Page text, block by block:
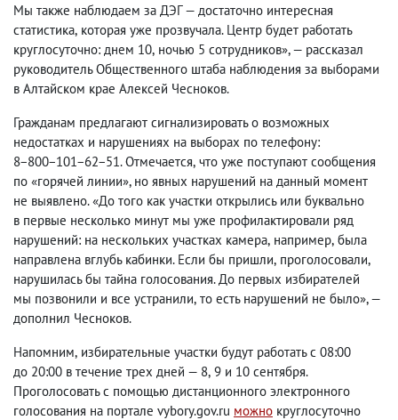
Мы также наблюдаем за ДЭГ — достаточно интересная
статистика, которая уже прозвучала. Центр будет работать
круглосуточно: днем 10, ночью 5 сотрудников», — рассказал
руководитель Общественного штаба наблюдения за выборами
в Алтайском крае Алексей Чесноков.
Гражданам предлагают сигнализировать о возможных
недостатках и нарушениях на выборах по телефону:
8−800−101−62−51. Отмечается, что уже поступают сообщения
по «горячей линии», но явных нарушений на данный момент
не выявлено.«До того как участки открылись или буквально
в первые несколько минут мы уже профилактировали ряд
нарушений: на нескольких участках камера, например, была
направлена вглубь кабинки. Если бы пришли, проголосовали,
нарушилась бы тайна голосования. До первых избирателей
мы позвонили и все устранили, то есть нарушений не было», —
дополнил Чесноков.
Напомним, избирательные участки будут работать с 08:00
до 20:00 в течение трех дней — 8, 9 и 10 сентября.
Проголосовать с помощью дистанционного электронного
голосования на портале vybory.gov.ru можно круглосуточно